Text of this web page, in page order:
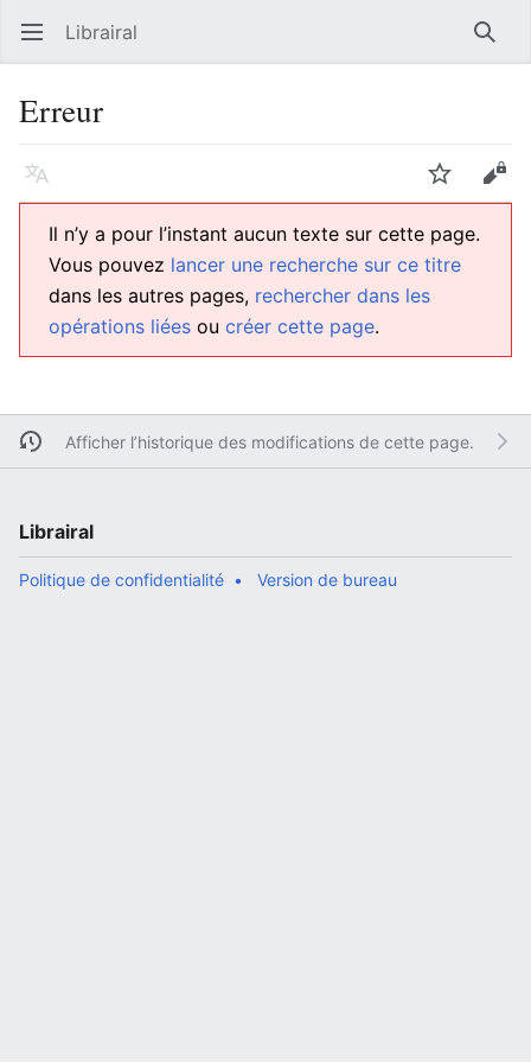
Ouvrir le menu principal Librairal
Erreur
Langue Suivre
Il n’y a pour l’instant aucun texte sur cette page.
Vous pouvez lancer une recherche sur ce titre
dans les autres pages, rechercher dans les
opérations liées ou créer cette page.
Afficher l’historique des modifications de cette page.
Librairal
Politique de confidentialité Version de bureau